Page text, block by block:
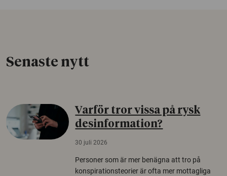
Senaste nytt
Varför tror vissa på rysk
desinformation?
30 juli 2026
Personer som är mer benägna att tro på
konspirationsteorier är ofta mer mottagliga